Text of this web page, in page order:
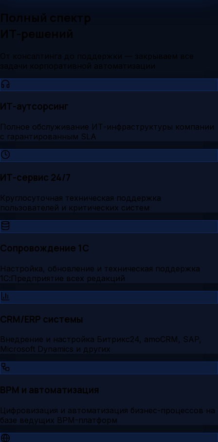
Полный спектр
ИТ-решений
От консалтинга до поддержки — закрываем все
задачи корпоративной автоматизации
ИТ-аутсорсинг
Полное обслуживание ИТ-инфраструктуры компании
с гарантированным SLA
ИТ-сервис 24/7
Круглосуточная техническая поддержка
пользователей и критических систем
Сопровождение 1С
Настройка, обновление и техническая поддержка
1С:Предприятие всех редакций
CRM/ERP системы
Внедрение и настройка Битрикс24, amoCRM, SAP,
Microsoft Dynamics и других
BPM и автоматизация
Цифровизация и автоматизация бизнес-процессов на
базе ведущих BPM-платформ